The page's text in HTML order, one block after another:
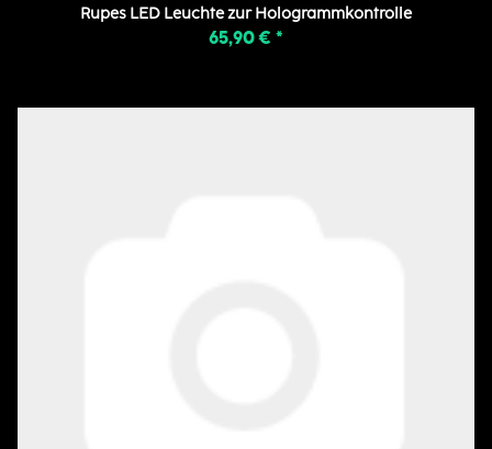
Rupes LED Leuchte zur Hologrammkontrolle
65,90 € *